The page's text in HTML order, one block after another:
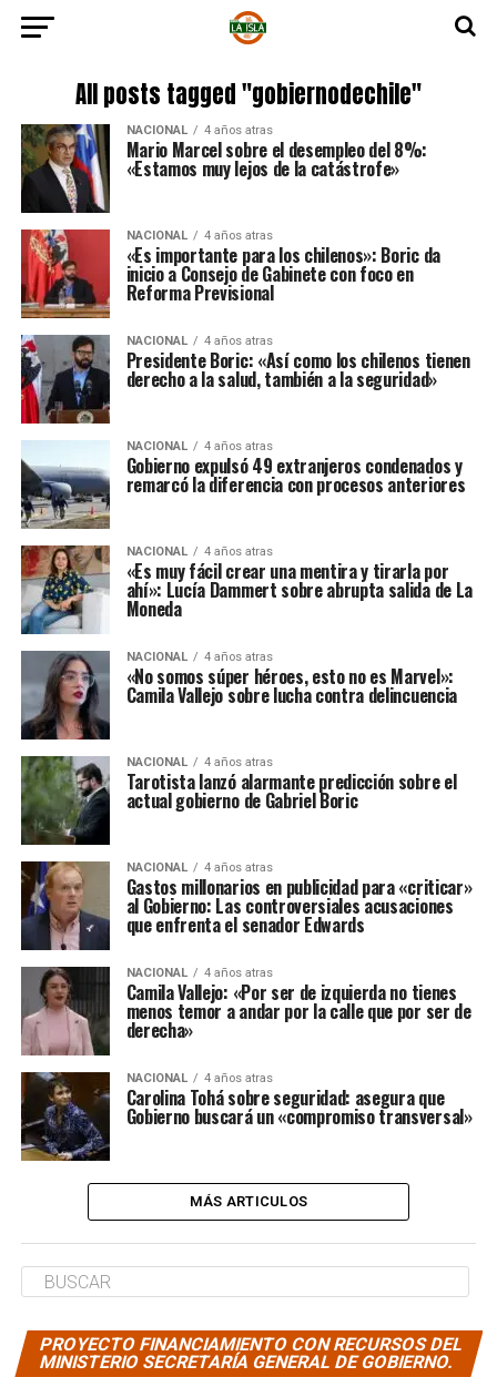
All posts tagged "gobiernodechile"
NACIONAL 4 años atras
Mario Marcel sobre el desempleo del 8%:
«Estamos muy lejos de la catástrofe»
NACIONAL 4 años atras
«Es importante para los chilenos»: Boric da
inicio a Consejo de Gabinete con foco en
Reforma Previsional
NACIONAL 4 años atras
Presidente Boric: «Así como los chilenos tienen
derecho a la salud, también a la seguridad»
NACIONAL 4 años atras
Gobierno expulsó 49 extranjeros condenados y
remarcó la diferencia con procesos anteriores
NACIONAL 4 años atras
«Es muy fácil crear una mentira y tirarla por
ahí»: Lucía Dammert sobre abrupta salida de La
Moneda
NACIONAL 4 años atras
«No somos súper héroes, esto no es Marvel»:
Camila Vallejo sobre lucha contra delincuencia
NACIONAL 4 años atras
Tarotista lanzó alarmante predicción sobre el
actual gobierno de Gabriel Boric
NACIONAL 4 años atras
Gastos millonarios en publicidad para «criticar»
al Gobierno: Las controversiales acusaciones
que enfrenta el senador Edwards
NACIONAL 4 años atras
Camila Vallejo: «Por ser de izquierda no tienes
menos temor a andar por la calle que por ser de
derecha»
NACIONAL 4 años atras
Carolina Tohá sobre seguridad: asegura que
Gobierno buscará un «compromiso transversal»
MÁS ARTICULOS
PROYECTO FINANCIAMIENTO CON RECURSOS DEL
MINISTERIO SECRETARÍA GENERAL DE GOBIERNO.